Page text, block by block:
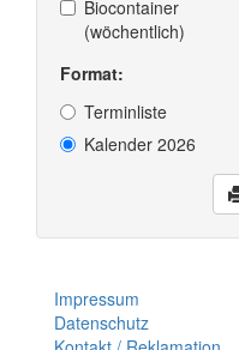
Biocontainer
(wöchentlich)
Format:
Terminliste
Kalender 2026
Impressum
Datenschutz